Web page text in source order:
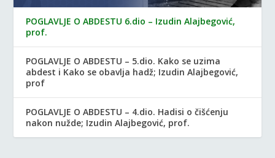
POGLAVLJE O ABDESTU 6.dio – Izudin Alajbegović,
prof.
POGLAVLJE O ABDESTU – 5.dio. Kako se uzima
abdest i Kako se obavlja hadž; Izudin Alajbegović,
prof
POGLAVLJE O ABDESTU – 4.dio. Hadisi o čišćenju
nakon nužde; Izudin Alajbegović, prof.